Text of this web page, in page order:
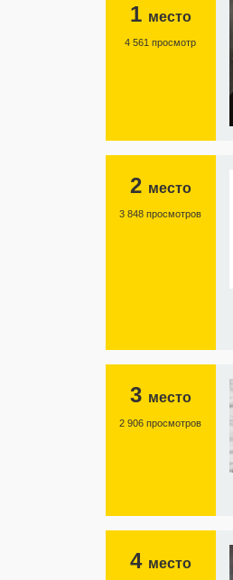
1 место
4 561 просмотр
2 место
3 848 просмотров
3 место
2 906 просмотров
4 место